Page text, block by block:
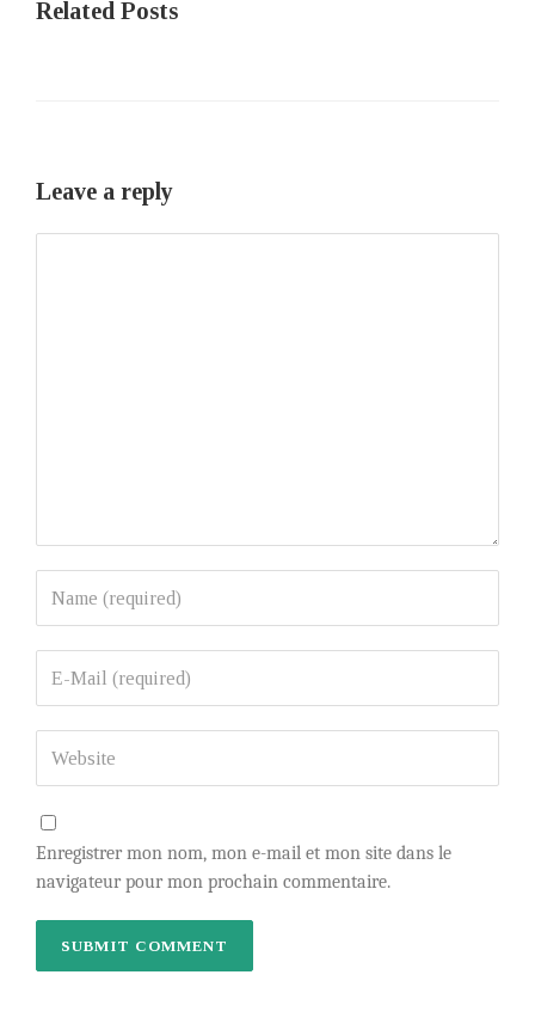
Related Posts
Leave a reply
Enregistrer mon nom, mon e-mail et mon site dans le
navigateur pour mon prochain commentaire.